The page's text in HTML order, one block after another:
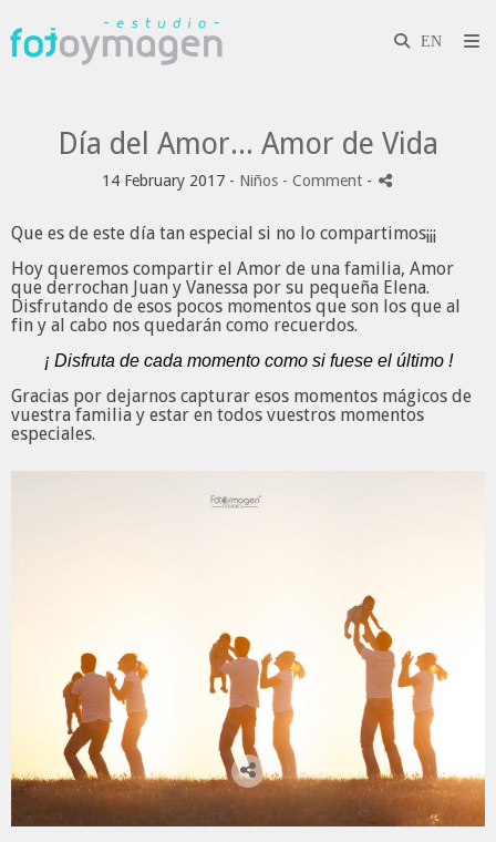
Día del Amor... Amor de Vida
14 February 2017 - Niños - Comment -
Que es de este día tan especial si no lo compartimos¡¡¡
Hoy queremos compartir el Amor de una familia, Amor
que derrochan Juan y Vanessa por su pequeña Elena.
Disfrutando de esos pocos momentos que son los que al
fin y al cabo nos quedarán como recuerdos.
¡ Disfruta de cada momento como si fuese el último !
Gracias por dejarnos capturar esos momentos mágicos de
vuestra familia y estar en todos vuestros momentos
especiales.